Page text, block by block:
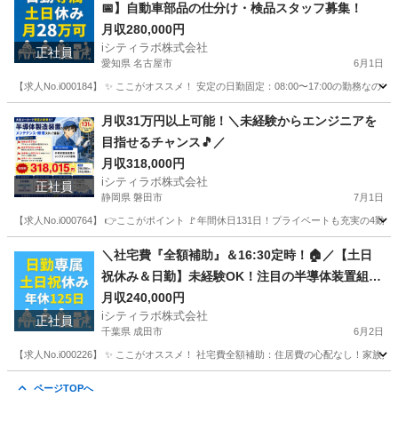
正社員
📅】自動車部品の仕分け・検品スタッフ募集！
月収280,000円
iシティラボ株式会社
愛知県 名古屋市 6月1日
【求人No.i000184】 ✨ ここがオススメ！ 安定の日勤固定：08:00〜17:00の勤務なの
その他
正社員
月収31万円以上可能！＼未経験からエンジニアを
目指せるチャンス🎵／
月収318,000円
iシティラボ株式会社
静岡県 磐田市 7月1日
【求人No.i000764】 👉ここがポイント 🚩年間休日131日！プライベートも充実の4
半導体 未経験
正社員
＼社宅費『全額補助』＆16:30定時！🏠／【土日
祝休み＆日勤】未経験OK！注目の半導体装置組立
スタッフ募集✨
月収240,000円
iシティラボ株式会社
千葉県 成田市 6月2日
【求人No.i000226】 ✨ ここがオススメ！ 社宅費全額補助：住居費の心配なし！家族
ページTOPへ